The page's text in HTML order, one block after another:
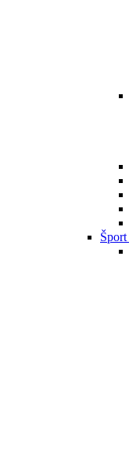
Šport